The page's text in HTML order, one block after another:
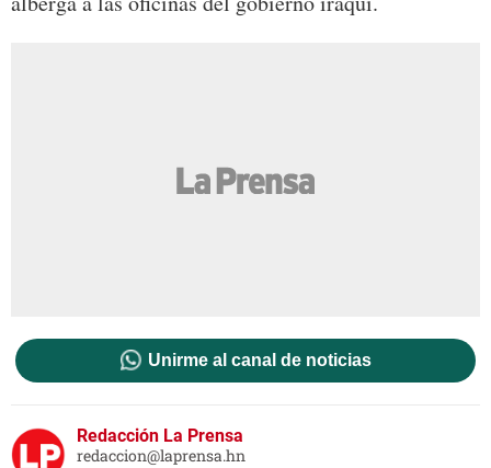
Unirme al canal de noticias
Redacción La Prensa
redaccion@laprensa.hn